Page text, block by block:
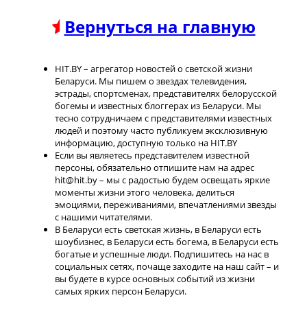
Вернуться на главную
HIT.BY – агрегатор новостей о светской жизни
Беларуси. Мы пишем о звездах телевидения,
эстрады, спортсменах, представителях белорусской
богемы и известных блоггерах из Беларуси. Мы
тесно сотрудничаем с представителями известных
людей и поэтому часто публикуем эксклюзивную
информацию, доступную только на HIT.BY
Если вы являетесь представителем известной
персоны, обязательно отпишите нам на адрес
hit@hit.by – мы с радостью будем освещать яркие
моменты жизни этого человека, делиться
эмоциями, переживаниями, впечатлениями звезды
с нашими читателями.
В Беларуси есть светская жизнь, в Беларуси есть
шоубизнес, в Беларуси есть богема, в Беларуси есть
богатые и успешные люди. Подпишитесь на нас в
социальных сетях, почаще заходите на наш сайт – и
вы будете в курсе основных событий из жизни
самых ярких персон Беларуси.